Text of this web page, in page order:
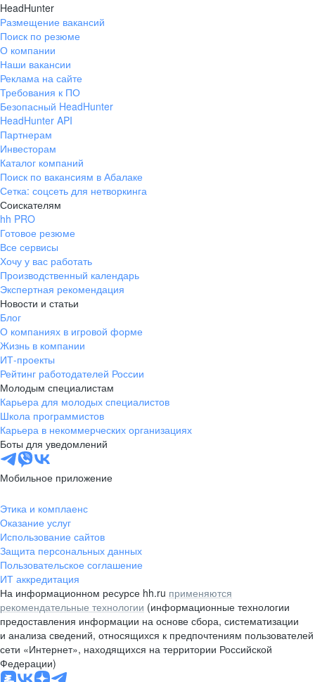
HeadHunter
Размещение вакансий
Поиск по резюме
О компании
Наши вакансии
Реклама на сайте
Требования к ПО
Безопасный HeadHunter
HeadHunter API
Партнерам
Инвесторам
Каталог компаний
Поиск по вакансиям в Абалаке
Сетка: соцсеть для нетворкинга
Соискателям
hh PRO
Готовое резюме
Все сервисы
Хочу у вас работать
Производственный календарь
Экспертная рекомендация
Новости и статьи
Блог
О компаниях в игровой форме
Жизнь в компании
ИТ-проекты
Рейтинг работодателей России
Молодым специалистам
Карьера для молодых специалистов
Школа программистов
Карьера в некоммерческих организациях
Боты для уведомлений
Мобильное приложение
Этика и комплаенс
Оказание услуг
Использование сайтов
Защита персональных данных
Пользовательское соглашение
ИТ аккредитация
На информационном ресурсе hh.ru применяются
рекомендательные технологии (информационные технологии
предоставления информации на основе сбора, систематизации
и анализа сведений, относящихся к предпочтениям пользователей
сети «Интернет», находящихся на территории Российской
Федерации)